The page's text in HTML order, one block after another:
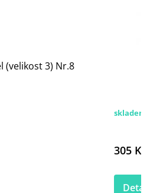
(velikost 3) Nr.8
skladem
305 Kč
Detail